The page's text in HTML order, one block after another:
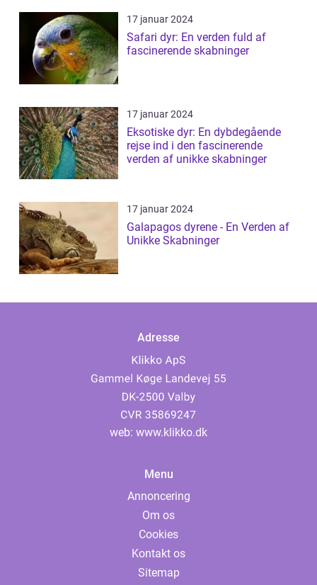
17 januar 2024
Safari dyr: En verden fuld af
fascinerende skabninger
17 januar 2024
Eksotiske dyr: En dybdegående
rejse ind i den fascinerende
verden af unikke skabninger
17 januar 2024
Galapagos dyrene - En Verden af
Unikke Skabninger
Adresse
web: www.klikko.dk
Menu
Annoncering
Om os
Cookies
Kontakt os
Sitemap